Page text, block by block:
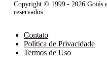
Copyright © 1999 - 2026 Goiás
reservados.
Contato
Política de Privacidade
Termos de Uso